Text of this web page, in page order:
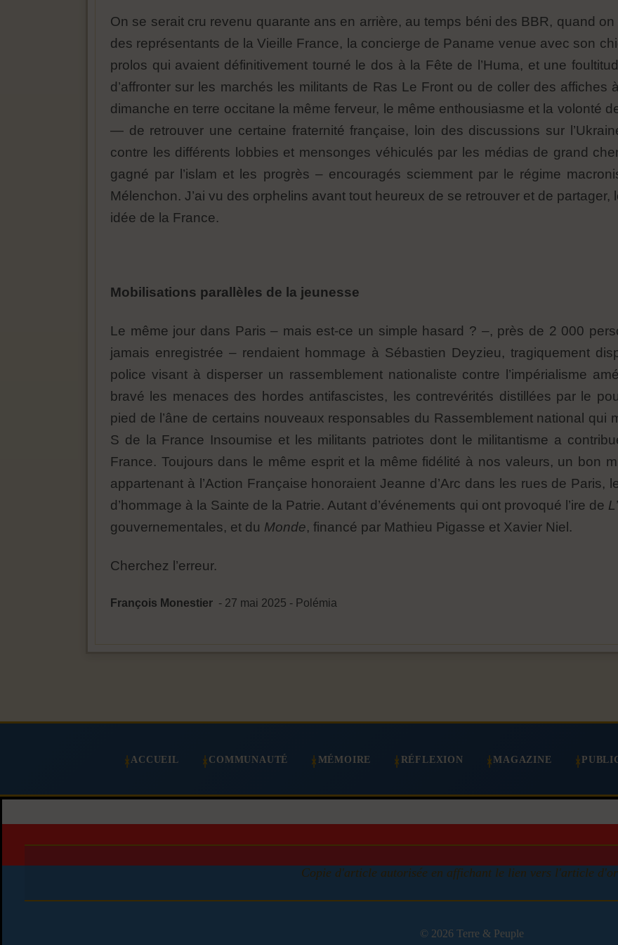
On se serait cru revenu quarante ans en arrière, au temps béni des BBR, quand
des représentants de la Vieille France, la concierge de Paname venue avec son
prolos qui avaient définitivement tourné le dos à la Fête de l’Huma, et une
d’affronter sur les marchés les militants de Ras Le Front ou de coller des affiches
dimanche en terre occitane la même ferveur, le même enthousiasme et la volonté
— de retrouver une certaine fraternité française, loin des discussions sur
contre les différents lobbies et mensonges véhiculés par les médias de grand
gagné par l’islam et les progrès – encouragés sciemment par le régime
Mélenchon. J’ai vu des orphelins avant tout heureux de se retrouver et de partager,
idée de la France.
Mobilisations parallèles de la jeunesse
Le même jour dans Paris – mais est-ce un simple hasard ? –, près de 2 000
jamais enregistrée – rendaient hommage à Sébastien Deyzieu, tragiquement
police visant à disperser un rassemblement nationaliste contre l’impérialisme
bravé les menaces des hordes antifascistes, les contrevérités distillées par le
pied de l’âne de certains nouveaux responsables du Rassemblement national qui
S de la France Insoumise et les militants patriotes dont le militantisme a
France. Toujours dans le même esprit et la même fidélité à nos valeurs, un bon
appartenant à l’Action Française honoraient Jeanne d’Arc dans les rues de Paris,
d’hommage à la Sainte de la Patrie. Autant d’événements qui ont provoqué l’ire de
gouvernementales, et du Monde, financé par Mathieu Pigasse et Xavier Niel.
Cherchez l’erreur.
François Monestier - 27 mai 2025 - Polémia
ACCUEIL COMMUNAUTÉ MÉMOIRE RÉFLEXION MAGAZINE
Copie d'article autorisée en affichant le lien vers l'article
© 2026 Terre & Peuple